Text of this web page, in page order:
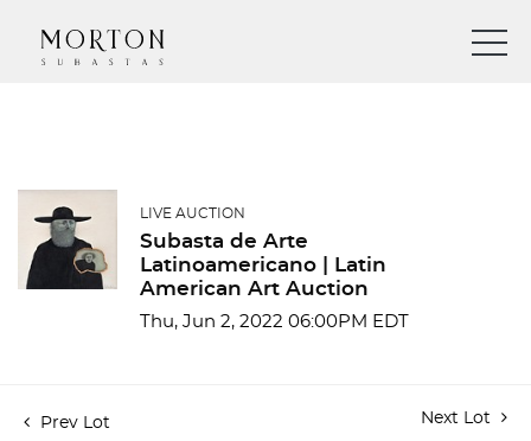
LIVE AUCTION
Subasta de Arte
Latinoamericano | Latin
American Art Auction
Thu, Jun 2, 2022 06:00PM EDT
Prev Lot Next Lot